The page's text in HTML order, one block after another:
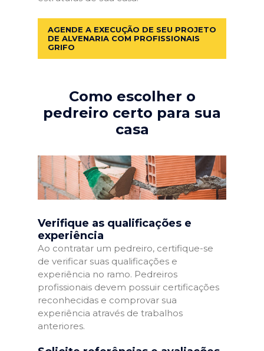
AGENDE A EXECUÇÃO DE SEU PROJETO
DE ALVENARIA COM PROFISSIONAIS
GRIFO
Como escolher o
pedreiro certo para sua
casa
Verifique as qualificações e
experiência
Ao contratar um pedreiro, certifique-se
de verificar suas qualificações e
experiência no ramo. Pedreiros
profissionais devem possuir certificações
reconhecidas e comprovar sua
experiência através de trabalhos
anteriores.